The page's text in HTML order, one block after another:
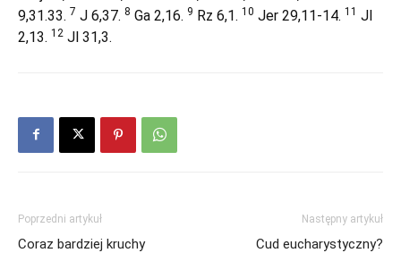
9,31.33. 7 J 6,37. 8 Ga 2,16. 9 Rz 6,1. 10 Jer 29,11-14. 11 Jl
2,13. 12 Jl 31,3.
Poprzedni artykuł
Coraz bardziej kruchy
Następny artykuł
Cud eucharystyczny?